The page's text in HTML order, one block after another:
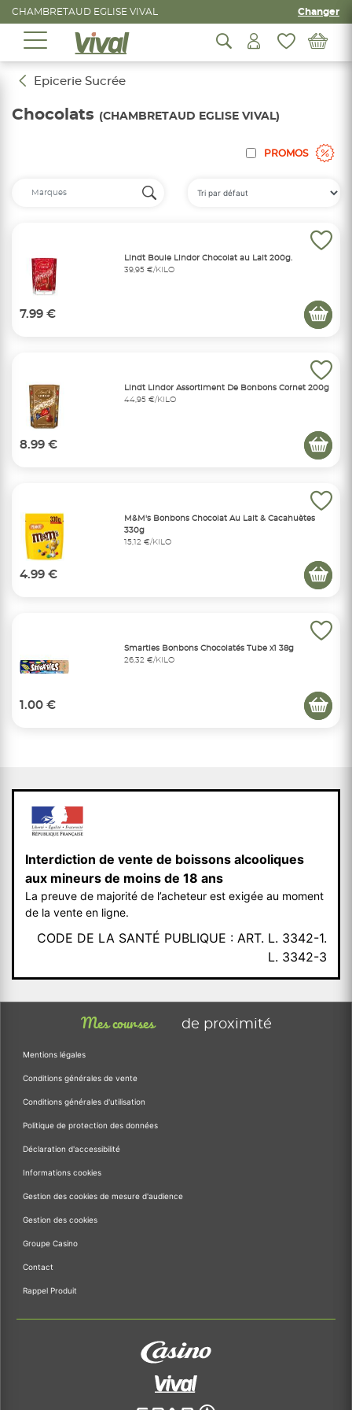
CHAMBRETAUD EGLISE VIVAL Changer
Epicerie Sucrée
Chocolats (CHAMBRETAUD EGLISE VIVAL)
PROMOS
Lindt Boule Lindor Chocolat au Lait 200g.
39,95 €/KILO
7.99 €
Lindt Lindor Assortiment De Bonbons Cornet 200g
44,95 €/KILO
8.99 €
M&M's Bonbons Chocolat Au Lait & Cacahuètes
330g
15,12 €/KILO
4.99 €
Smarties Bonbons Chocolatés Tube x1 38g
26,32 €/KILO
1.00 €
Interdiction de vente de boissons alcooliques
aux mineurs de moins de 18 ans
La preuve de majorité de l’acheteur est exigée au moment
de la vente en ligne.
CODE DE LA SANTÉ PUBLIQUE : ART. L. 3342-1.
L. 3342-3
Mes courses de proximité
Mentions légales
Conditions générales de vente
Conditions générales d'utilisation
Politique de protection des données
Déclaration d'accessibilité
Informations cookies
Gestion des cookies de mesure d'audience
Gestion des cookies
Groupe Casino
Contact
Rappel Produit